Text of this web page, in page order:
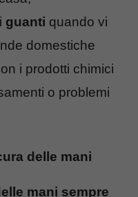
guanti quando vi
domestiche
i prodotti chimici
o problemi
delle mani
mani sempre